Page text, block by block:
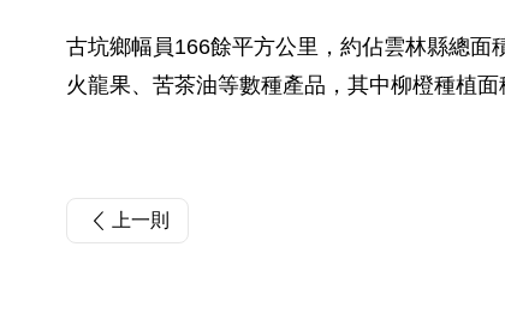
古坑鄉幅員166餘平方公里，約佔雲林縣總面
火龍果、苦茶油等數種產品，其中柳橙種植
上一則